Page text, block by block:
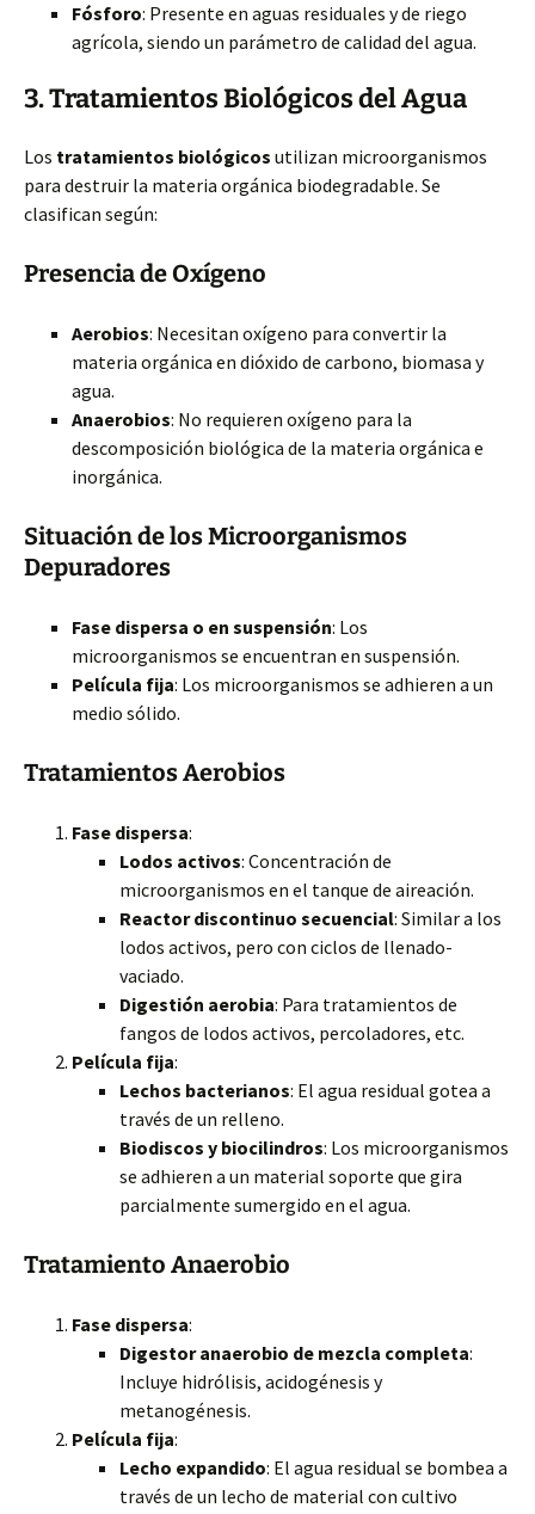
Fósforo: Presente en aguas residuales y de riego
agrícola, siendo un parámetro de calidad del agua.
3. Tratamientos Biológicos del Agua
Los tratamientos biológicos utilizan microorganismos
para destruir la materia orgánica biodegradable. Se
clasifican según:
Presencia de Oxígeno
Aerobios: Necesitan oxígeno para convertir la
materia orgánica en dióxido de carbono, biomasa y
agua.
Anaerobios: No requieren oxígeno para la
descomposición biológica de la materia orgánica e
inorgánica.
Situación de los Microorganismos
Depuradores
Fase dispersa o en suspensión: Los
microorganismos se encuentran en suspensión.
Película fija: Los microorganismos se adhieren a un
medio sólido.
Tratamientos Aerobios
Fase dispersa:
Lodos activos: Concentración de
microorganismos en el tanque de aireación.
Reactor discontinuo secuencial: Similar a los
lodos activos, pero con ciclos de llenado-
vaciado.
Digestión aerobia: Para tratamientos de
fangos de lodos activos, percoladores, etc.
Película fija:
Lechos bacterianos: El agua residual gotea a
través de un relleno.
Biodiscos y biocilindros: Los microorganismos
se adhieren a un material soporte que gira
parcialmente sumergido en el agua.
Tratamiento Anaerobio
Fase dispersa:
Digestor anaerobio de mezcla completa:
Incluye hidrólisis, acidogénesis y
metanogénesis.
Película fija:
Lecho expandido: El agua residual se bombea a
través de un lecho de material con cultivo